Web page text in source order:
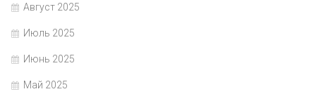
Август 2025
Июль 2025
Июнь 2025
Май 2025